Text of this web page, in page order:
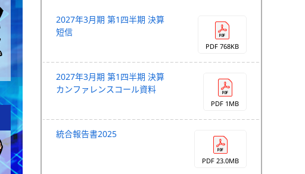
2027年3月期 第1四半期 決算
短信
PDF 768KB
2027年3月期 第1四半期 決算
カンファレンスコール資料
PDF 1MB
統合報告書2025
PDF 23.0MB